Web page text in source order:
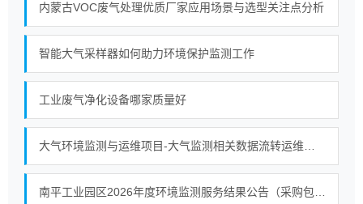
内蒙古VOC废气处理优质厂家应用场景与选型关注点分析
智能大气采样器如何助力环境保护监测工作
工业废气净化设备哪家质量好